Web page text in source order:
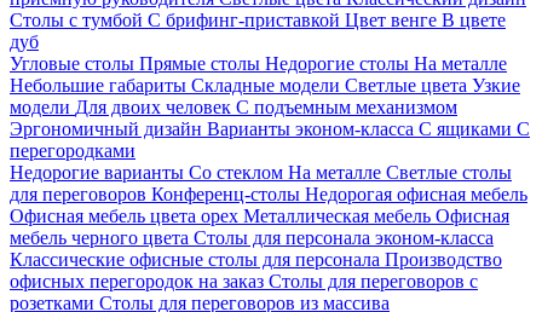
Столы с тумбой С брифинг-приставкой Цвет венге В цвете
дуб
Угловые столы Прямые столы Недорогие столы На металле
Небольшие габариты Складные модели Светлые цвета Узкие
модели Для двоих человек С подъемным механизмом
Эргономичный дизайн Варианты эконом-класса С ящиками С
перегородками
Недорогие варианты Со стеклом На металле Светлые столы
для переговоров Конференц-столы Недорогая офисная мебель
Офисная мебель цвета орех Металлическая мебель Офисная
мебель черного цвета Столы для персонала эконом-класса
Классические офисные столы для персонала Производство
офисных перегородок на заказ Столы для переговоров с
розетками Столы для переговоров из массива